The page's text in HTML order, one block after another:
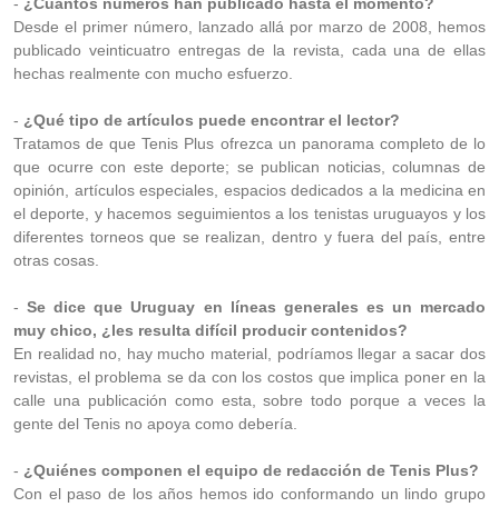
Desde el primer número, lanzado allá por marzo de 2008, hemos
publicado veinticuatro entregas de la revista, cada una de ellas
hechas realmente con mucho esfuerzo.
- ¿Qué tipo de artículos puede encontrar el lector?
Tratamos de que Tenis Plus ofrezca un panorama completo de lo
que ocurre con este deporte; se publican noticias, columnas de
opinión, artículos especiales, espacios dedicados a la medicina en
el deporte, y hacemos seguimientos a los tenistas uruguayos y los
diferentes torneos que se realizan, dentro y fuera del país, entre
otras cosas.
-Se dice que Uruguay en líneas generales es un mercado
muy chico, ¿les resulta difícil producir contenidos?
En realidad no, hay mucho material, podríamos llegar a sacar dos
revistas, el problema se da con los costos que implica poner en la
calle una publicación como esta, sobre todo porque a veces la
gente del Tenis no apoya como debería.
- ¿Quiénes componen el equipo de redacción de Tenis Plus?
Con el paso de los años hemos ido conformando un lindo grupo